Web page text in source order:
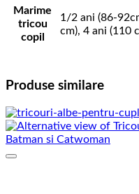
Marime
tricou
copil
1/2 ani (86-
cm), 4 ani (110
Produse similare